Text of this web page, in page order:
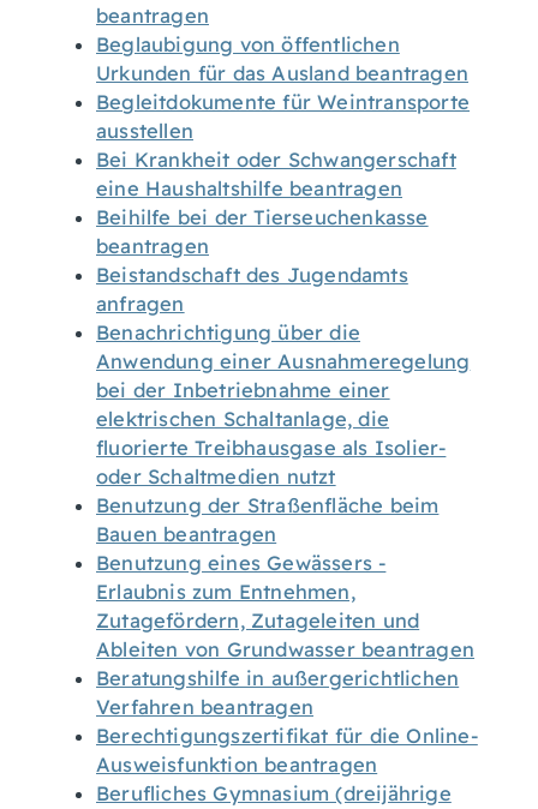
beantragen
Beglaubigung von öffentlichen
Urkunden für das Ausland beantragen
Begleitdokumente für Weintransporte
ausstellen
Bei Krankheit oder Schwangerschaft
eine Haushaltshilfe beantragen
Beihilfe bei der Tierseuchenkasse
beantragen
Beistandschaft des Jugendamts
anfragen
Benachrichtigung über die
Anwendung einer Ausnahmeregelung
bei der Inbetriebnahme einer
elektrischen Schaltanlage, die
fluorierte Treibhausgase als Isolier-
oder Schaltmedien nutzt
Benutzung der Straßenfläche beim
Bauen beantragen
Benutzung eines Gewässers -
Erlaubnis zum Entnehmen,
Zutagefördern, Zutageleiten und
Ableiten von Grundwasser beantragen
Beratungshilfe in außergerichtlichen
Verfahren beantragen
Berechtigungszertifikat für die Online-
Ausweisfunktion beantragen
Berufliches Gymnasium (dreijährige